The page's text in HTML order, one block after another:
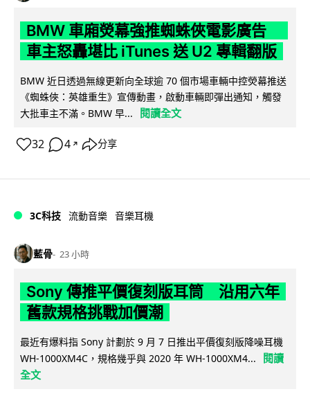
BMW 車廂熒幕強推蜘蛛俠電影廣告
車主怒轟堪比 iTunes 送 U2 專輯翻版
BMW 近日透過無線更新向全球逾 70 個市場車輛中控熒幕推送
《蜘蛛俠：英雄重生》宣傳動畫，啟動車輛即彈出通知，觸發
大批車主不滿。BMW 早...
閱讀全文
32 4 ↗ 分享
3C科技 流動音樂 音樂耳機
藍骨 23 小時
Sony 傳推平價復刻版耳筒 沿用六年
舊款規格挑戰加價潮
最近有爆料指 Sony 計劃於 9 月 7 日推出平價復刻版降噪耳機
WH-1000XM4C，規格幾乎與 2020 年 WH-1000XM4...
閱讀
全文